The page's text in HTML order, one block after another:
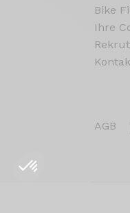
Bike
Ihre
AGB